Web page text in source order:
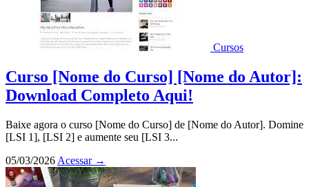
Cursos
Curso [Nome do Curso] [Nome do Autor]:
Download Completo Aqui!
Baixe agora o curso [Nome do Curso] de [Nome do Autor]. Domine
[LSI 1], [LSI 2] e aumente seu [LSI 3...
05/03/2026 Acessar →